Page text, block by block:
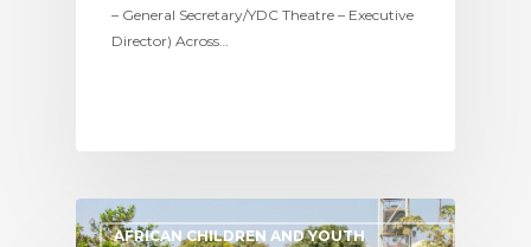
– General Secretary/YDC Theatre – Executive
Director) Across…
AFRICAN CHILDREN AND YOUTH